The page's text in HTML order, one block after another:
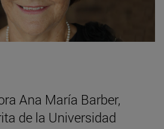
Ana María Barber,
de la Universidad